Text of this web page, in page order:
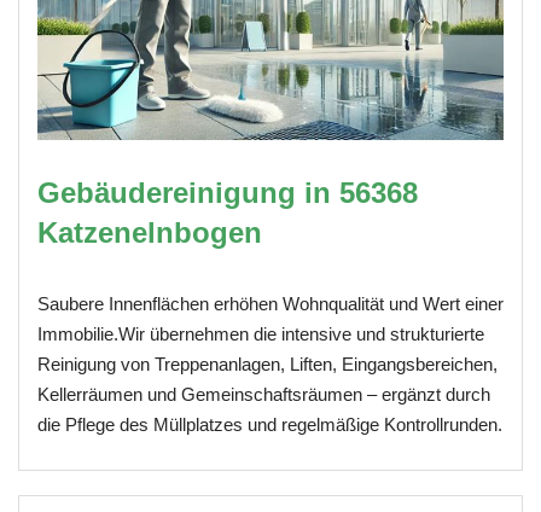
Gebäudereinigung in 56368
Katzenelnbogen
Saubere Innenflächen erhöhen Wohnqualität und Wert einer
Immobilie.Wir übernehmen die intensive und strukturierte
Reinigung von Treppenanlagen, Liften, Eingangsbereichen,
Kellerräumen und Gemeinschaftsräumen – ergänzt durch
die Pflege des Müllplatzes und regelmäßige Kontrollrunden.